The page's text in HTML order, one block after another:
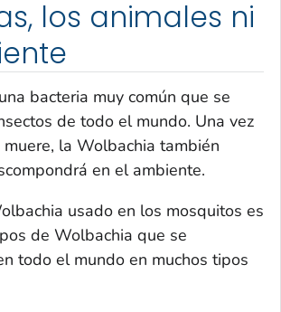
los animales ni
bacteria muy común que se
de todo el mundo. Una vez
la Wolbachia también
en el ambiente.
usado en los mosquitos es
de Wolbachia que se
todo el mundo en muchos tipos